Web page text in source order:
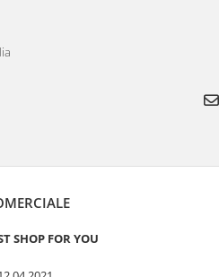
SHOP FOR YOU